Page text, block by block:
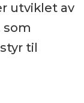
utviklet av
som
til